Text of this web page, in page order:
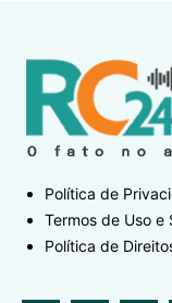
Política de
Termos de Uso e
Política de